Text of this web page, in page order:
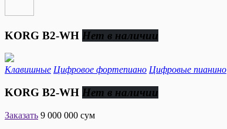
KORG B2-WH Нет в наличии
Клавишные Цифровое фортепиано Цифровые пианино
KORG B2-WH Нет в наличии
Заказать 9 000 000 сум